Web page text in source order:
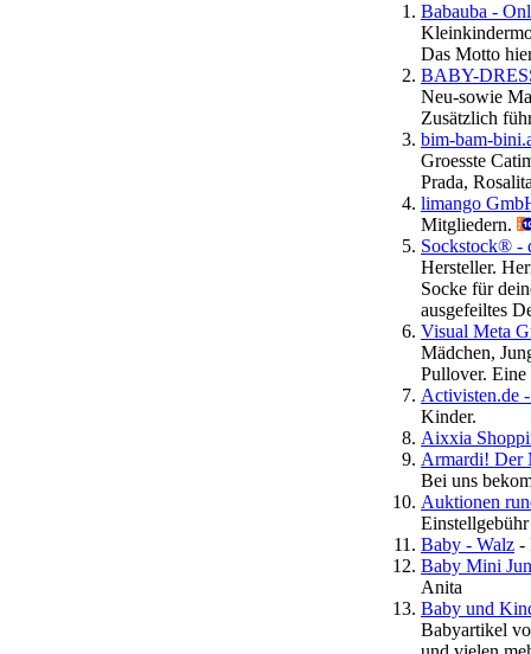
Babauba -
Das Motto
BABY-
Neu-sowie
Zusätzlich
bim-bam-
Groesste
Prada,
limango
Mitgliedern.
Sockstock® -
Hersteller.
Socke für
ausgefeiltes
Visual Meta
Mädchen,
Pullover.
Activisten.de
Kinder.
Aixxia
Armardi! Der
Bei uns
Auktionen
Baby - Walz -
Baby Mini
Anita
Baby und
Babyartikel